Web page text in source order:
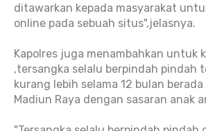
ditawarkan kepada masyarakat
online pada sebuah situs",jelasnya.
Kapolres juga menambahkan untuk
,tersangka selalu berpindah pindah
kurang lebih selama 12 bulan
Madiun Raya dengan sasaran anak